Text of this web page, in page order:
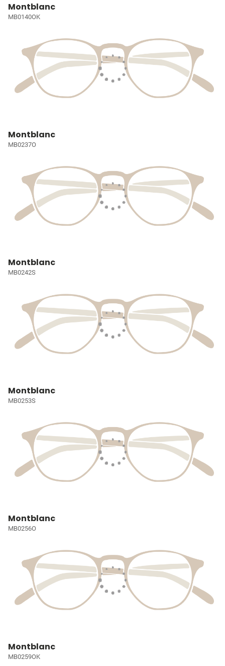
Montblanc
MB0140OK
Montblanc
MB0237O
Montblanc
MB0242S
Montblanc
MB0253S
Montblanc
MB0256O
Montblanc
MB0259OK